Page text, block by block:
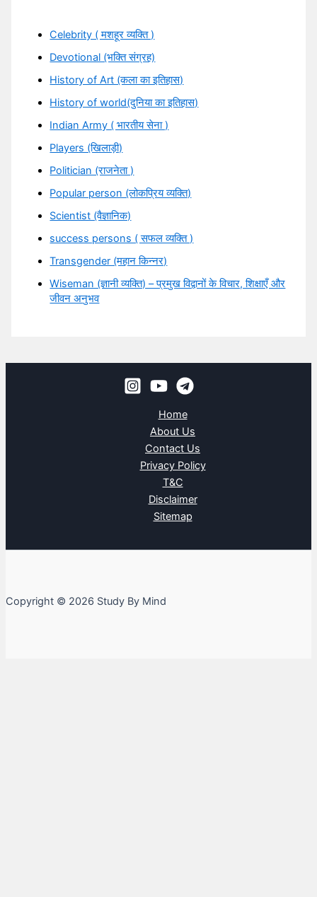
Celebrity ( मशहूर व्यक्ति )
Devotional (भक्ति संग्रह)
History of Art (कला का इतिहास)
History of world(दुनिया का इतिहास)
Indian Army ( भारतीय सेना )
Players (खिलाड़ी)
Politician (राजनेता )
Popular person (लोकप्रिय व्यक्ति)
Scientist (वैज्ञानिक)
success persons ( सफल व्यक्ति )
Transgender (महान किन्नर)
Wiseman (ज्ञानी व्यक्ति) – प्रमुख विद्वानों के विचार, शिक्षाएँ और
जीवन अनुभव
Home
About Us
Contact Us
Privacy Policy
T&C
Disclaimer
Sitemap
Copyright © 2026 Study By Mind